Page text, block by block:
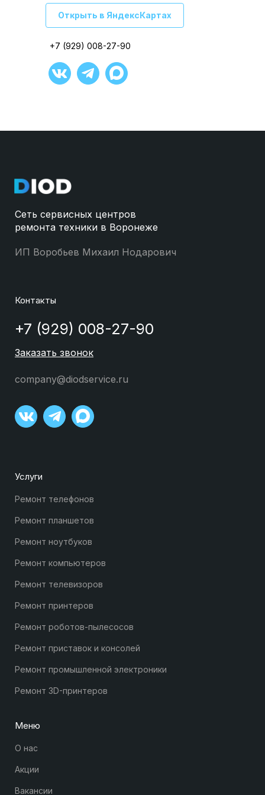
Открыть в ЯндексКартах
+7 (929) 008-27-90
Открыть в ЯндексКартах
+7 (929) 008-27-90
+7 (929) 008-27-90
+7 (929) 008-27-90
+7 (929) 008-27-90
Сеть сервисных центров
ремонта техники в Воронеже
ИП Воробьев Михаил Нодарович
Контакты
+7 (929) 008-27-90
Заказать звонок
company@diodservice.ru
Услуги
Ремонт телефонов
Ремонт планшетов
Ремонт ноутбуков
Ремонт компьютеров
Ремонт телевизоров
Ремонт принтеров
Ремонт роботов-пылесосов
Ремонт приставок и консолей
Ремонт промышленной электроники
Ремонт 3D-принтеров
Меню
О нас
Акции
Вакансии